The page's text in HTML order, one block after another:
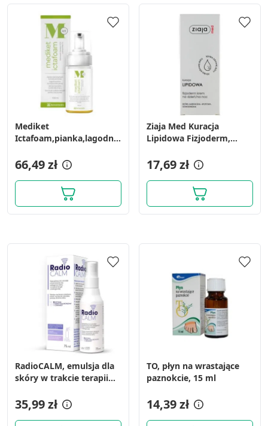
Mediket
Ictafoam,pianka,lagodna,do
66,49 zł
Ziaja Med Kuracja
Lipidowa Fizjoderm,
ml
17,69 zł
RadioCALM, emulsja dla
skóry w trakcie terapii
35,99 zł
TO, płyn na wrastające
paznokcie, 15 ml
14,39 zł